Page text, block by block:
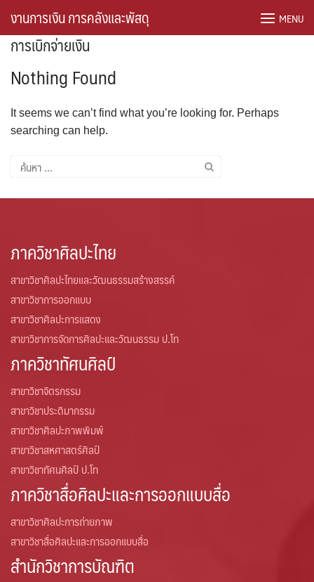
content
งานการเงิน การคลังและพัสดุ MENU
การเบิกจ่ายเงิน
Nothing Found
It seems we can’t find what you’re looking for. Perhaps
searching can help.
ค้นหา
สำหรับ:
ภาควิชาศิลปะไทย
สาขาวิชาศิลปะไทยและวัฒนธรรมสร้างสรรค์
สาขาวิชาการออกแบบ
สาขาวิชาศิลปะการแสดง
สาขาวิชาการจัดการศิลปะและวัฒนธรรม ป.โท
ภาควิชาทัศนศิลป์
สาขาวิชาจิตรกรรม
สาขาวิชาประติมากรรม
สาขาวิชาศิลปะภาพพิมพ์
สาขาวิชาสหศาสตร์ศิลป์
สาขาวิชาทัศนศิลป์ ป.โท
ภาควิชาสื่อศิลปะและการออกแบบสื่อ
สาขาวิชาศิลปะการถ่ายภาพ
สาขาวิชาสื่อศิลปะและการออกแบบสื่อ
สำนักวิชาการบัณฑิต